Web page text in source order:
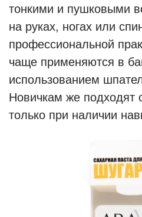
тонкими и пушковыми
на руках, ногах или
профессиональной
чаще применяются в
использованием
Новичкам же подходят
только при наличии